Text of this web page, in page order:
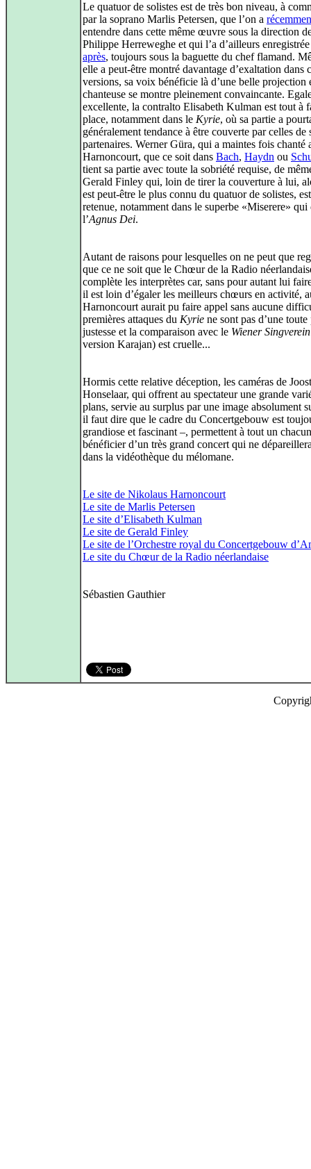
Le quatuor de solistes est de très bon niveau, à
par la soprano Marlis Petersen, que l’on a
entendre dans cette même œuvre sous la direction
Philippe Herreweghe et qui l’a d’ailleurs
après, toujours sous la baguette du chef flamand.
elle a peut-être montré davantage d’exaltation dans
versions, sa voix bénéficie là d’une belle projection
chanteuse se montre pleinement convaincante.
excellente, la contralto Elisabeth Kulman est tout à
place, notamment dans le Kyrie, où sa partie a
généralement tendance à être couverte par celles de
partenaires. Werner Güra, qui a maintes fois chanté
Harnoncourt, que ce soit dans Bach, Haydn ou
tient sa partie avec toute la sobriété requise, de
Gerald Finley qui, loin de tirer la couverture à lui,
est peut-être le plus connu du quatuor de solistes,
retenue, notamment dans le superbe «Miserere» qui
l’Agnus Dei.
Autant de raisons pour lesquelles on ne peut que
que ce ne soit que le Chœur de la Radio
complète les interprètes car, sans pour autant lui
il est loin d’égaler les meilleurs chœurs en activité,
Harnoncourt aurait pu faire appel sans aucune
premières attaques du Kyrie ne sont pas d’une
justesse et la comparaison avec le Wiener Singverein
version Karajan) est cruelle...
Hormis cette relative déception, les caméras de Joost
Honselaar, qui offrent au spectateur une grande
plans, servie au surplus par une image absolument
il faut dire que le cadre du Concertgebouw est
grandiose et fascinant –, permettent à tout un
bénéficier d’un très grand concert qui ne
dans la vidéothèque du mélomane.
Le site de Nikolaus Harnoncourt
Le site de Marlis Petersen
Le site d’Elisabeth Kulman
Le site de Gerald Finley
Le site de l’Orchestre royal du Concertgebouw
Le site du Chœur de la Radio néerlandaise
Sébastien Gauthier